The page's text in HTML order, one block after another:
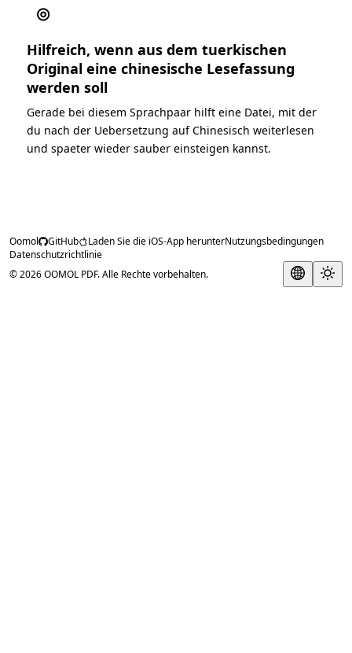
◎
Hilfreich, wenn aus dem tuerkischen
Original eine chinesische Lesefassung
werden soll
Gerade bei diesem Sprachpaar hilft eine Datei, mit der
du nach der Uebersetzung auf Chinesisch weiterlesen
und spaeter wieder sauber einsteigen kannst.
Oomol GitHub Laden Sie die iOS-App herunterNutzungsbedingungen
Datenschutzrichtlinie
© 2026 OOMOL PDF. Alle Rechte vorbehalten.